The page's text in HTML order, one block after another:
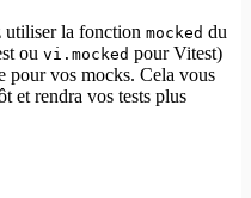
utiliser la fonction mocked du
ou vi.mocked pour Vitest)
pour vos mocks. Cela vous
et rendra vos tests plus